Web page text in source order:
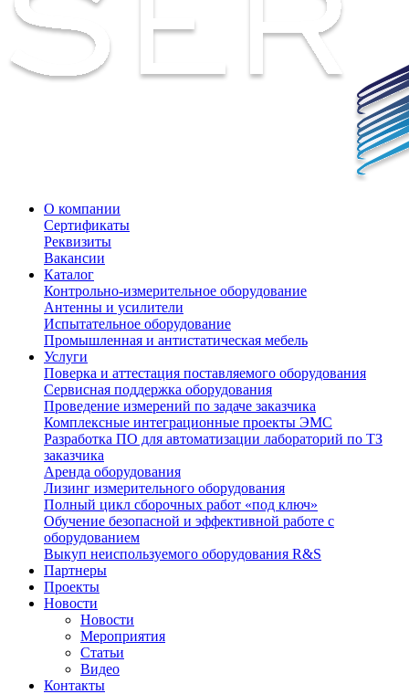
О компании
Сертификаты
Реквизиты
Вакансии
Каталог
Контрольно-измерительное оборудование
Антенны и усилители
Испытательное оборудование
Промышленная и антистатическая мебель
Услуги
Поверка и аттестация поставляемого оборудования
Сервисная поддержка оборудования
Проведение измерений по задаче заказчика
Комплексные интеграционные проекты ЭМС
Разработка ПО для автоматизации лабораторий по ТЗ
заказчика
Аренда оборудования
Лизинг измерительного оборудования
Полный цикл сборочных работ «под ключ»
Обучение безопасной и эффективной работе с
оборудованием
Выкуп неиспользуемого оборудования R&S
Партнеры
Проекты
Новости
Новости
Мероприятия
Статьи
Видео
Контакты